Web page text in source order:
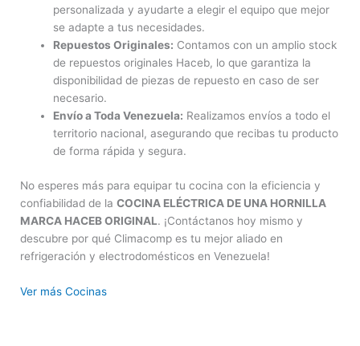
personalizada y ayudarte a elegir el equipo que mejor
se adapte a tus necesidades.
Repuestos Originales: Contamos con un amplio stock
de repuestos originales Haceb, lo que garantiza la
disponibilidad de piezas de repuesto en caso de ser
necesario.
Envío a Toda Venezuela: Realizamos envíos a todo el
territorio nacional, asegurando que recibas tu producto
de forma rápida y segura.
No esperes más para equipar tu cocina con la eficiencia y
confiabilidad de la COCINA ELÉCTRICA DE UNA HORNILLA
MARCA HACEB ORIGINAL. ¡Contáctanos hoy mismo y
descubre por qué Climacomp es tu mejor aliado en
refrigeración y electrodomésticos en Venezuela!
Ver más Cocinas